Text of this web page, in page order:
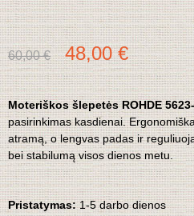
60,00 € 48,00 €
Moteriškos šlepetės ROHDE
pasirinkimas kasdienai.
atramą, o lengvas padas ir
bei stabilumą visos dienos metu.
Pristatymas:1-5 darbo dienos